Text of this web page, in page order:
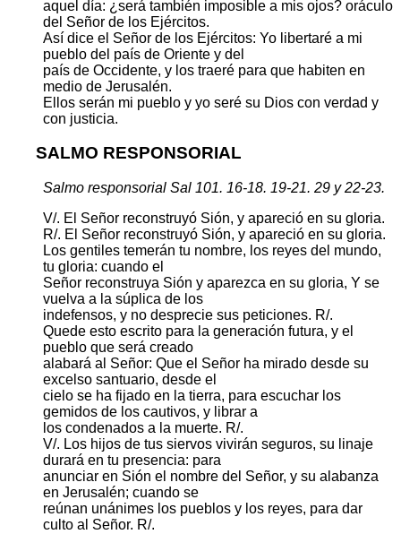
aquel día: ¿será también imposible a mis ojos? oráculo
del Señor de los Ejércitos.
Así dice el Señor de los Ejércitos: Yo libertaré a mi
pueblo del país de Oriente y del
país de Occidente, y los traeré para que habiten en
medio de Jerusalén.
Ellos serán mi pueblo y yo seré su Dios con verdad y
con justicia.
SALMO RESPONSORIAL
Salmo responsorial Sal 101. 16-18. 19-21. 29 y 22-23.
V/. El Señor reconstruyó Sión, y apareció en su gloria.
R/. El Señor reconstruyó Sión, y apareció en su gloria.
Los gentiles temerán tu nombre, los reyes del mundo,
tu gloria: cuando el
Señor reconstruya Sión y aparezca en su gloria, Y se
vuelva a la súplica de los
indefensos, y no desprecie sus peticiones. R/.
Quede esto escrito para la generación futura, y el
pueblo que será creado
alabará al Señor: Que el Señor ha mirado desde su
excelso santuario, desde el
cielo se ha fijado en la tierra, para escuchar los
gemidos de los cautivos, y librar a
los condenados a la muerte. R/.
V/. Los hijos de tus siervos vivirán seguros, su linaje
durará en tu presencia: para
anunciar en Sión el nombre del Señor, y su alabanza
en Jerusalén; cuando se
reúnan unánimes los pueblos y los reyes, para dar
culto al Señor. R/.